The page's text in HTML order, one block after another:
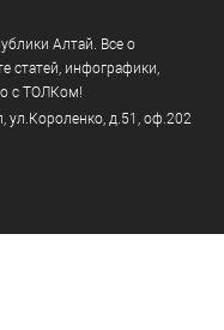
Алтай. Все о
статей, инфографики,
с ТОЛКом!
, ул.Короленко, д.51, оф.202